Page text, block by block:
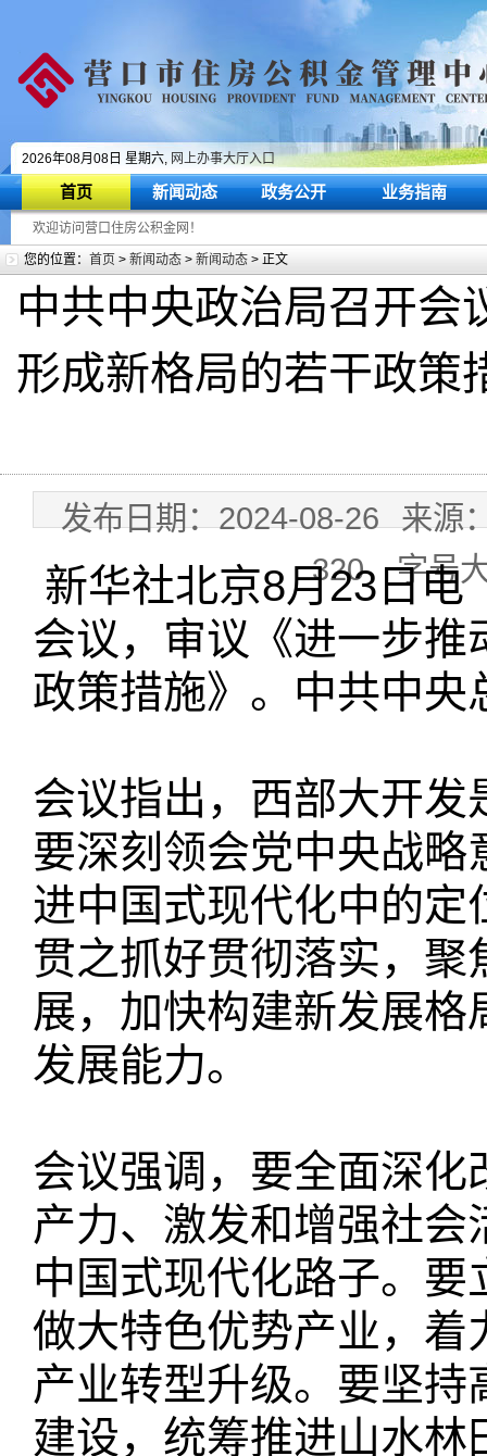
2026年08月08日 星期六, 网上办事大厅入口
首页
欢迎访问营口住房公积金网！
新闻动态 政务公开 业务指南
您的位置： 首页 > 新闻动态 > 新闻动态 > 正文
中共中央政治局召开会
形成新格局的若干政策
发布日期：2024-08-26
来源
320
字号
新华社北京8月23日
会议，审议《进一步
政策措施》。中共中
会议指出，西部大开
要深刻领会党中央战
进中国式现代化中的
贯之抓好贯彻落实，
展，加快构建新发展
发展能力。
会议强调，要全面深
产力、激发和增强社
中国式现代化路子。
做大特色优势产业，着
产业转型升级。要坚
建设，统筹推进山水